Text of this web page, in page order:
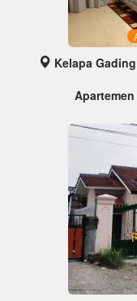
Kelapa
Apartemen